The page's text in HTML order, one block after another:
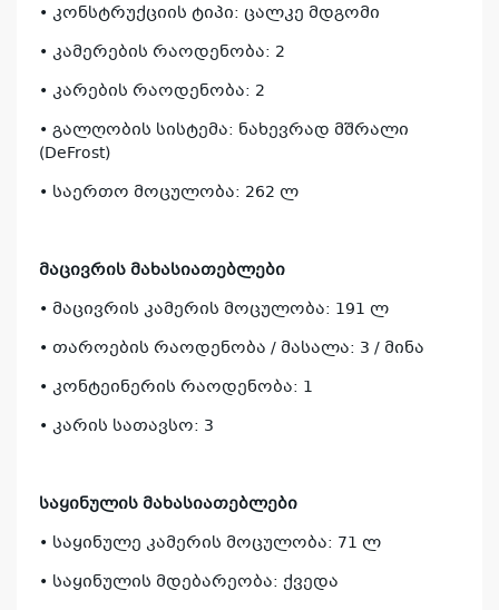
• კონსტრუქციის ტიპი: ცალკე მდგომი
• კამერების რაოდენობა: 2
• კარების რაოდენობა: 2
• გალღობის სისტემა: ნახევრად მშრალი
(DeFrost)
• საერთო მოცულობა: 262 ლ
მაცივრის მახასიათებლები
• მაცივრის კამერის მოცულობა: 191 ლ
• თაროების რაოდენობა / მასალა: 3 / მინა
• კონტეინერის რაოდენობა: 1
• კარის სათავსო: 3
საყინულის მახასიათებლები
• საყინულე კამერის მოცულობა: 71 ლ
• საყინულის მდებარეობა: ქვედა